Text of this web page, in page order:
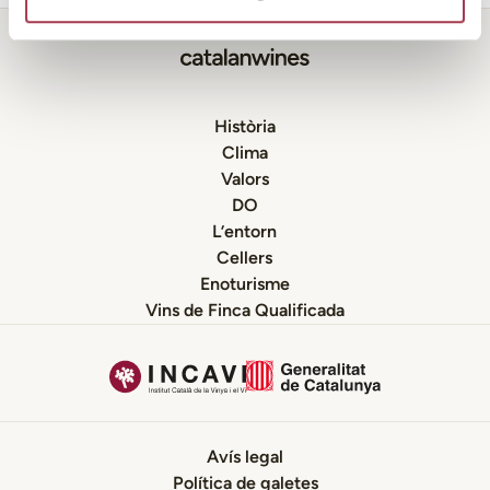
Història
Clima
Valors
DO
L’entorn
Cellers
Enoturisme
Vins de Finca Qualificada
Avís legal
Política de galetes